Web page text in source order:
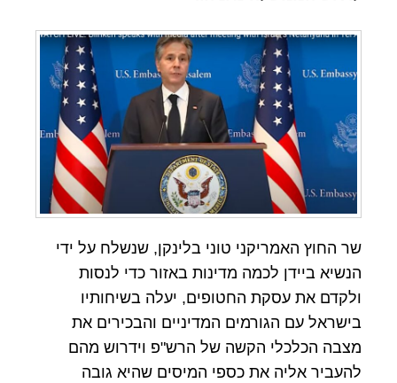
שר החוץ האמריקני טוני בלינקן, שנשלח על ידי
הנשיא ביידן לכמה מדינות באזור כדי לנסות
ולקדם את עסקת החטופים, יעלה בשיחותיו
בישראל עם הגורמים המדיניים והבכירים את
מצבה הכלכלי הקשה של הרש"פ וידרוש מהם
להעביר אליה את כספי המיסים שהיא גובה